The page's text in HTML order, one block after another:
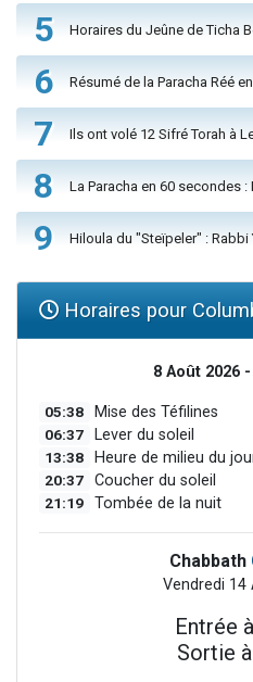
5 Horaires du Jeûne de Ticha
6 Résumé de la Paracha Réé
7 Ils ont volé 12 Sifré Torah à
8 La Paracha en 60 secondes :
9 Hiloula du "Steïpeler" : Rabbi
Horaires pour
8 Août 2026
05:38 Mise des Téfilines
06:37 Lever du soleil
13:38 Heure de milieu du
20:37 Coucher du soleil
21:19 Tombée de la nuit
Chabbath
Vendredi 14
Entrée à
Sortie à